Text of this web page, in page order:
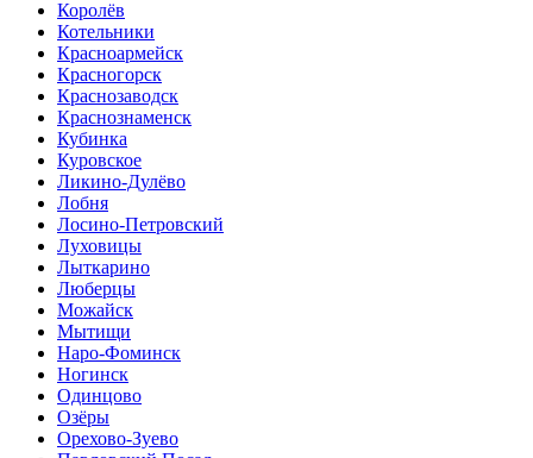
Королёв
Котельники
Красноармейск
Красногорск
Краснозаводск
Краснознаменск
Кубинка
Куровское
Ликино-Дулёво
Лобня
Лосино-Петровский
Луховицы
Лыткарино
Люберцы
Можайск
Мытищи
Наро-Фоминск
Ногинск
Одинцово
Озёры
Орехово-Зуево